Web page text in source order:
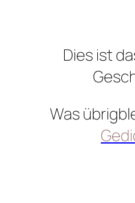
Dies ist
Was